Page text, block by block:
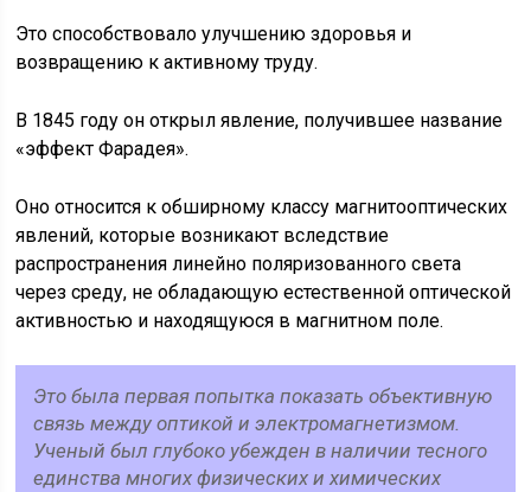
Это способствовало улучшению здоровья и
возвращению к активному труду.
В 1845 году он открыл явление, получившее название
«эффект Фарадея».
Оно относится к обширному классу магнитооптических
явлений, которые возникают вследствие
распространения линейно поляризованного света
через среду, не обладающую естественной оптической
активностью и находящуюся в магнитном поле.
Это была первая попытка показать объективную
связь между оптикой и электромагнетизмом.
Ученый был глубоко убежден в наличии тесного
единства многих физических и химических